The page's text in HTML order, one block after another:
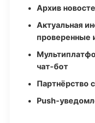
Архив
Актуальная
проверенные
чат-бот
Партнёрство
Push-